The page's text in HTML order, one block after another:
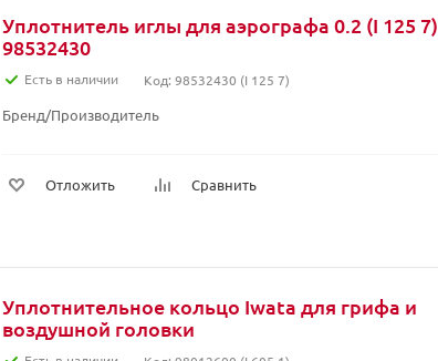
Уплотнитель иглы для аэрографа 0.2 (I 125 7)
98532430
Есть в наличии Код: 98532430 (I 125 7)
Бренд/Производитель
Отложить Сравнить
Уплотнительное кольцо Iwata для грифа и
воздушной головки